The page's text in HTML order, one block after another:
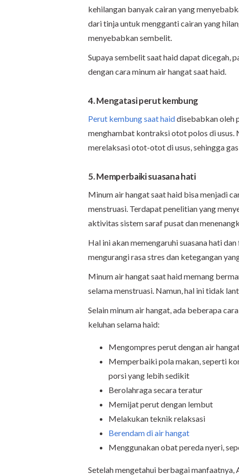
kehilangan banyak cairan yang
dari tinja untuk mengganti cairan yang
menyebabkan sembelit.
Supaya sembelit saat haid dapat dicegah,
dengan cara minum air hangat saat haid.
4. Mengatasi perut kembung
Perut kembung saat haiddisebabkan oleh
menghambat kontraksi otot polos di usus.
merelaksasi otot-otot di usus, sehingga
5. Memperbaiki suasana hati
Minum air hangat saat haid bisa menjadi
menstruasi. Terdapat penelitian yang
aktivitas sistem saraf pusat dan
Hal ini akan memengaruhi suasana hati
mengurangi rasa stres dan ketegangan
Minum air hangat saat haid memang
selama menstruasi. Namun, hal ini tidak
Selain minum air hangat, ada beberapa
keluhan selama haid:
Mengompres perut dengan air
Memperbaiki pola makan, seperti
porsi yang lebih sedikit
Berolahraga secara teratur
Memijat perut dengan lembut
Melakukan teknik relaksasi
Berendam di air hangat
Menggunakan obat pereda nyeri,
Setelah mengetahui berbagai